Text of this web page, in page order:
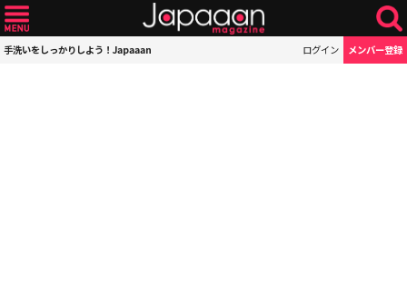
手洗いをしっかりしよう！Japaaan ログイン メンバー登録